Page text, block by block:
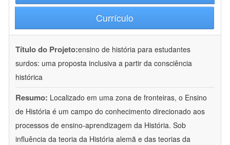
Currículo
Título do Projeto:ensino de história para estudantes
surdos: uma proposta inclusiva a partir da consciência
histórica
Resumo: Localizado em uma zona de fronteiras, o Ensino
de História é um campo do conhecimento direcionado aos
processos de ensino-aprendizagem da História. Sob
influência da teoria da História alemã e das teorias da